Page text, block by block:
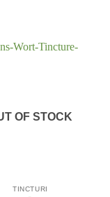
OF STOCK
TINCTURI